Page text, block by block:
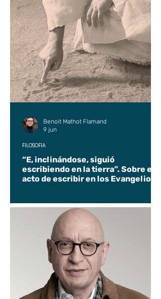
“E, inclinándose, siguió
escribiendo en la tierra”. Sobre el
acto de escribir en los Evangelios.
FILOSOFÍA
Benoit Mathot Flamand
9 jun